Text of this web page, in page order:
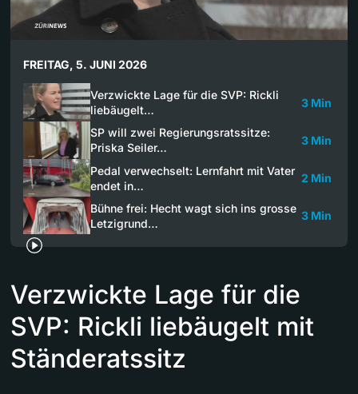
FREITAG, 5. JUNI 2026
Verzwickte Lage für die SVP: Rickli
liebäugelt…
3 Min
SP will zwei Regierungsratssitze:
Priska Seiler…
3 Min
Pedal verwechselt: Lernfahrt mit Vater
endet in…
2 Min
Bühne frei: Hecht wagt sich ins grosse
Letzigrund…
3 Min
Verzwickte Lage für die
SVP: Rickli liebäugelt mit
Ständeratssitz